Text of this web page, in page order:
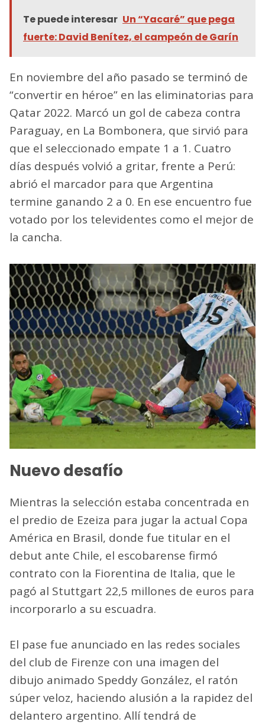
Te puede interesar Un “Yacaré” que pega
fuerte: David Benítez, el campeón de Garín
En noviembre del año pasado se terminó de
“convertir en héroe” en las eliminatorias para
Qatar 2022. Marcó un gol de cabeza contra
Paraguay, en La Bombonera, que sirvió para
que el seleccionado empate 1 a 1. Cuatro
días después volvió a gritar, frente a Perú:
abrió el marcador para que Argentina
termine ganando 2 a 0. En ese encuentro fue
votado por los televidentes como el mejor de
la cancha.
Nuevo desafío
Mientras la selección estaba concentrada en
el predio de Ezeiza para jugar la actual Copa
América en Brasil, donde fue titular en el
debut ante Chile, el escobarense firmó
contrato con la Fiorentina de Italia, que le
pagó al Stuttgart 22,5 millones de euros para
incorporarlo a su escuadra.
El pase fue anunciado en las redes sociales
del club de Firenze con una imagen del
dibujo animado Speddy González, el ratón
súper veloz, haciendo alusión a la rapidez del
delantero argentino. Allí tendrá de